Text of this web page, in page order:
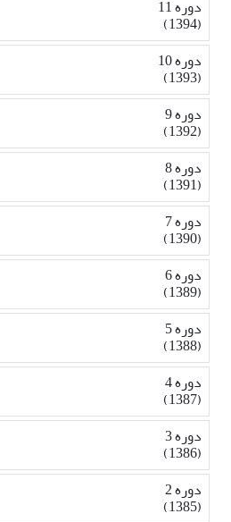
دوره 11
(1394)
دوره 10
(1393)
دوره 9
(1392)
دوره 8
(1391)
دوره 7
(1390)
دوره 6
(1389)
دوره 5
(1388)
دوره 4
(1387)
دوره 3
(1386)
دوره 2
(1385)